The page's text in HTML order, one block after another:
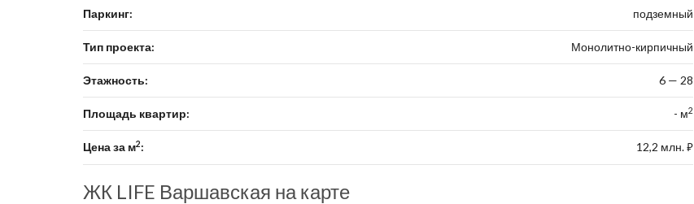
Паркинг: подземный
Тип проекта: Монолитно-кирпичный
Этажность: 6 — 28
Площадь квартир: - м2
Цена за м2: 12,2 млн.⃏
ЖК LIFE Варшавская на карте